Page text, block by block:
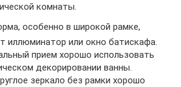
комнаты.
особенно в широкой рамке,
иллюминатор или окно батискафа.
прием хорошо использовать
декорировании ванны.
зеркало без рамки хорошо